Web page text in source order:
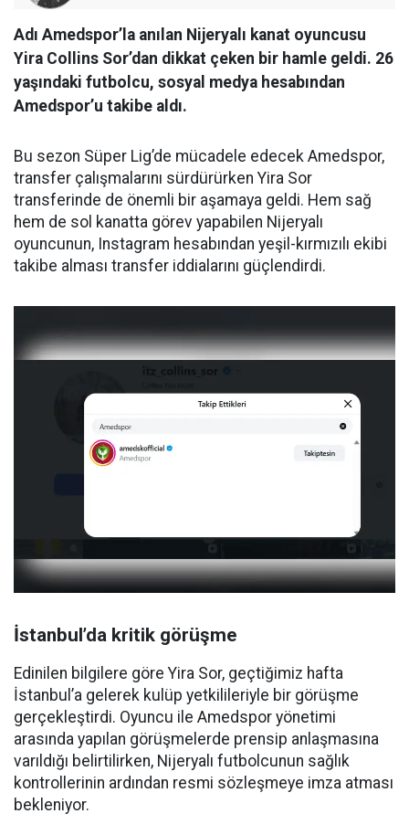
Adı Amedspor’la anılan Nijeryalı kanat oyuncusu
Yira Collins Sor’dan dikkat çeken bir hamle geldi. 26
yaşındaki futbolcu, sosyal medya hesabından
Amedspor’u takibe aldı.
Bu sezon Süper Lig’de mücadele edecek Amedspor,
transfer çalışmalarını sürdürürken Yira Sor
transferinde de önemli bir aşamaya geldi. Hem sağ
hem de sol kanatta görev yapabilen Nijeryalı
oyuncunun, Instagram hesabından yeşil-kırmızılı ekibi
takibe alması transfer iddialarını güçlendirdi.
İstanbul’da kritik görüşme
Edinilen bilgilere göre Yira Sor, geçtiğimiz hafta
İstanbul’a gelerek kulüp yetkilileriyle bir görüşme
gerçekleştirdi. Oyuncu ile Amedspor yönetimi
arasında yapılan görüşmelerde prensip anlaşmasına
varıldığı belirtilirken, Nijeryalı futbolcunun sağlık
kontrollerinin ardından resmi sözleşmeye imza atması
bekleniyor.